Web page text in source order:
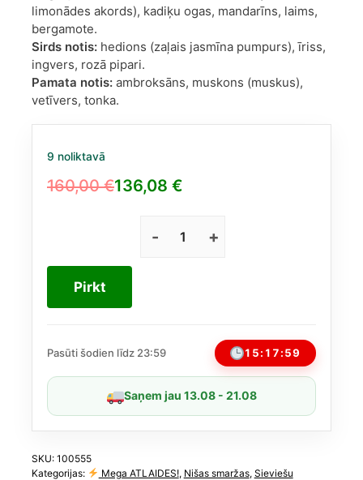
limonādes akords), kadiķu ogas, mandarīns, laims,
bergamote.
Sirds notis: hedions (zaļais jasmīna pumpurs), īriss,
ingvers, rozā pipari.
Pamata notis: ambroksāns, muskons (muskus),
vetīvers, tonka.
9 noliktavā
160,00€
Original
160,00 €.
136,08 €
Current
136,08 €.
Escentric
daudzums
Pirkt
Pasūti šodien līdz 23:59 15:17:59
Saņem jau 13.08 - 21.08
SKU: 100555
Kategorijas:
Mega ATLAIDES!, Nišas smaržas, Sieviešu